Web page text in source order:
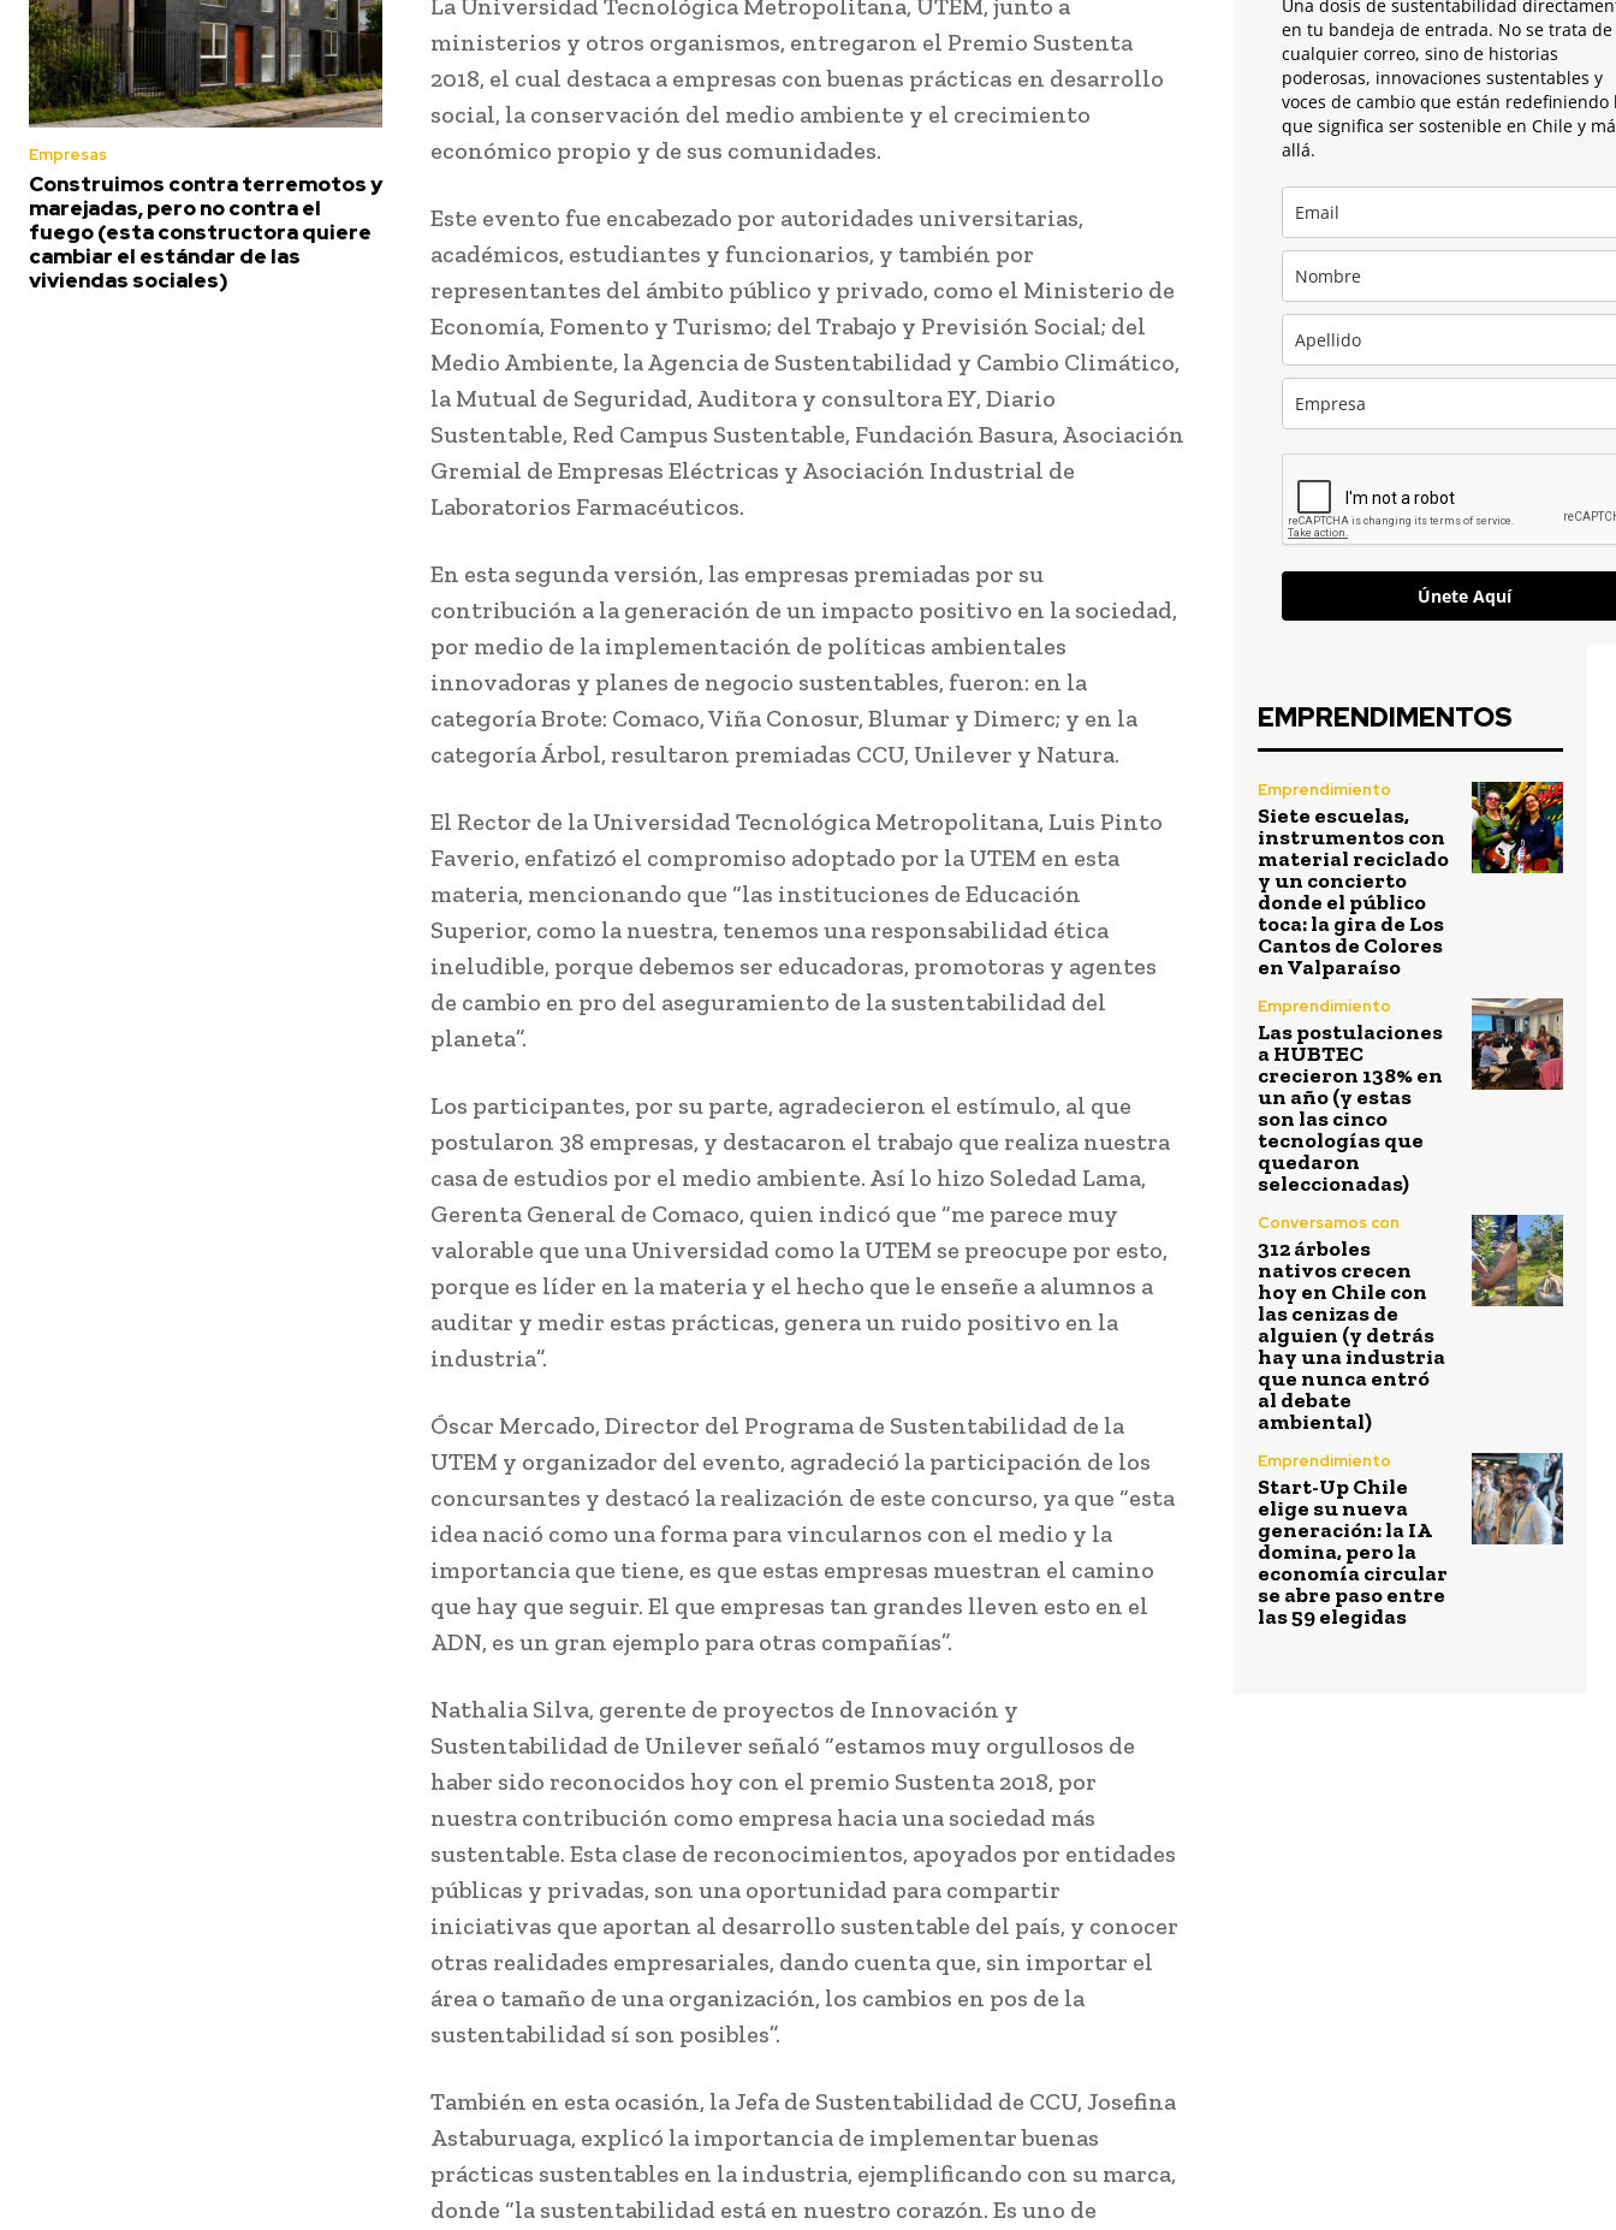
Empresas
Construimos contra terremotos y
marejadas, pero no contra el
fuego (esta constructora quiere
cambiar el estándar de las
viviendas sociales)
La Universidad Tecnológica Metropolitana, UTEM, junto a
ministerios y otros organismos, entregaron el Premio Sustenta
2018, el cual destaca a empresas con buenas prácticas en desarrollo
social, la conservación del medio ambiente y el crecimiento
económico propio y de sus comunidades.
Este evento fue encabezado por autoridades universitarias,
académicos, estudiantes y funcionarios, y también por
representantes del ámbito público y privado, como el Ministerio de
Economía, Fomento y Turismo; del Trabajo y Previsión Social; del
Medio Ambiente, la Agencia de Sustentabilidad y Cambio Climático,
la Mutual de Seguridad, Auditora y consultora EY, Diario
Sustentable, Red Campus Sustentable, Fundación Basura, Asociación
Gremial de Empresas Eléctricas y Asociación Industrial de
Laboratorios Farmacéuticos.
En esta segunda versión, las empresas premiadas por su
contribución a la generación de un impacto positivo en la sociedad,
por medio de la implementación de políticas ambientales
innovadoras y planes de negocio sustentables, fueron: en la
categoría Brote: Comaco, Viña Conosur, Blumar y Dimerc; y en la
categoría Árbol, resultaron premiadas CCU, Unilever y Natura.
El Rector de la Universidad Tecnológica Metropolitana, Luis Pinto
Faverio, enfatizó el compromiso adoptado por la UTEM en esta
materia, mencionando que “las instituciones de Educación
Superior, como la nuestra, tenemos una responsabilidad ética
ineludible, porque debemos ser educadoras, promotoras y agentes
de cambio en pro del aseguramiento de la sustentabilidad del
planeta”.
Los participantes, por su parte, agradecieron el estímulo, al que
postularon 38 empresas, y destacaron el trabajo que realiza nuestra
casa de estudios por el medio ambiente. Así lo hizo Soledad Lama,
Gerenta General de Comaco, quien indicó que “me parece muy
valorable que una Universidad como la UTEM se preocupe por esto,
porque es líder en la materia y el hecho que le enseñe a alumnos a
auditar y medir estas prácticas, genera un ruido positivo en la
industria”.
Óscar Mercado, Director del Programa de Sustentabilidad de la
UTEM y organizador del evento, agradeció la participación de los
concursantes y destacó la realización de este concurso, ya que “esta
idea nació como una forma para vincularnos con el medio y la
importancia que tiene, es que estas empresas muestran el camino
que hay que seguir. El que empresas tan grandes lleven esto en el
ADN, es un gran ejemplo para otras compañías”.
Nathalia Silva, gerente de proyectos de Innovación y
Sustentabilidad de Unilever señaló “estamos muy orgullosos de
haber sido reconocidos hoy con el premio Sustenta 2018, por
nuestra contribución como empresa hacia una sociedad más
sustentable. Esta clase de reconocimientos, apoyados por entidades
públicas y privadas, son una oportunidad para compartir
iniciativas que aportan al desarrollo sustentable del país, y conocer
otras realidades empresariales, dando cuenta que, sin importar el
área o tamaño de una organización, los cambios en pos de la
sustentabilidad sí son posibles”.
También en esta ocasión, la Jefa de Sustentabilidad de CCU, Josefina
Astaburuaga, explicó la importancia de implementar buenas
prácticas sustentables en la industria, ejemplificando con su marca,
donde “la sustentabilidad está en nuestro corazón. Es uno de
Una dosis de sustentabilidad
en tu bandeja de entrada. No se trata de
cualquier correo, sino de historias
poderosas, innovaciones sustentables y
voces de cambio que están redefiniendo
que significa ser sostenible en Chile y
allá.
Únete Aquí
EMPRENDIMENTOS
Emprendimiento
Siete escuelas,
instrumentos con
material reciclado
y un concierto
donde el público
toca: la gira de Los
Cantos de Colores
en Valparaíso
Emprendimiento
Las postulaciones
a HUBTEC
crecieron 138% en
un año (y estas
son las cinco
tecnologías que
quedaron
seleccionadas)
Conversamos con
312 árboles
nativos crecen
hoy en Chile con
las cenizas de
alguien (y detrás
hay una industria
que nunca entró
al debate
ambiental)
Emprendimiento
Start-Up Chile
elige su nueva
generación: la IA
domina, pero la
economía circular
se abre paso entre
las 59 elegidas